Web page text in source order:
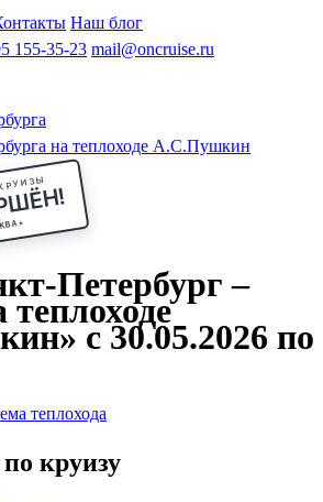
из Саратова Все города
В ПермьВ Ростов-на-Дону
ВалаамПо ОкеПо Енисею
революция
Иван
Наш блог
155-35-23 mail@oncruise.ru
на теплоходе А.С.Пушкин
★
Петербург –
с 30.05.2026 по
теплохода
круизу